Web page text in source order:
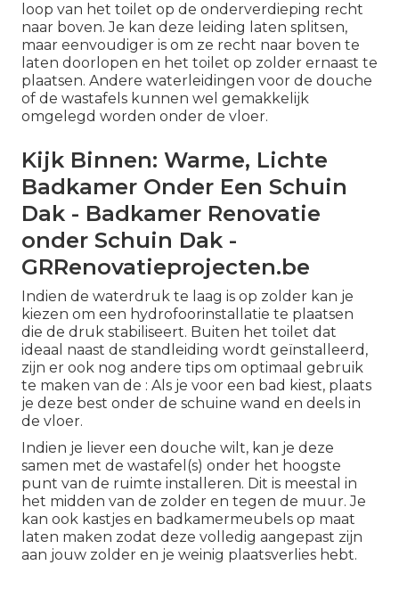
loop van het toilet op de onderverdieping recht
naar boven. Je kan deze leiding laten splitsen,
maar eenvoudiger is om ze recht naar boven te
laten doorlopen en het toilet op zolder ernaast te
plaatsen. Andere waterleidingen voor de douche
of de wastafels kunnen wel gemakkelijk
omgelegd worden onder de vloer.
Kijk Binnen: Warme, Lichte
Badkamer Onder Een Schuin
Dak - Badkamer Renovatie
onder Schuin Dak -
GRRenovatieprojecten.be
Indien de waterdruk te laag is op zolder kan je
kiezen om een hydrofoorinstallatie te plaatsen
die de druk stabiliseert. Buiten het toilet dat
ideaal naast de standleiding wordt geïnstalleerd,
zijn er ook nog andere tips om optimaal gebruik
te maken van de : Als je voor een bad kiest, plaats
je deze best onder de schuine wand en deels in
de vloer.
Indien je liever een douche wilt, kan je deze
samen met de wastafel(s) onder het hoogste
punt van de ruimte installeren. Dit is meestal in
het midden van de zolder en tegen de muur. Je
kan ook kastjes en badkamermeubels op maat
laten maken zodat deze volledig aangepast zijn
aan jouw zolder en je weinig plaatsverlies hebt.